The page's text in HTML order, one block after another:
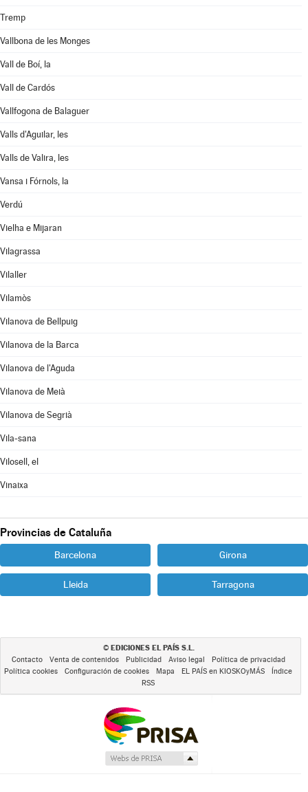
Tremp
Vallbona de les Monges
Vall de Boí, la
Vall de Cardós
Vallfogona de Balaguer
Valls d'Aguilar, les
Valls de Valira, les
Vansa i Fórnols, la
Verdú
Vielha e Mijaran
Vilagrassa
Vilaller
Vilamòs
Vilanova de Bellpuig
Vilanova de la Barca
Vilanova de l'Aguda
Vilanova de Meià
Vilanova de Segrià
Vila-sana
Vilosell, el
Vinaixa
Provincias de Cataluña
Barcelona Girona
Lleida Tarragona
© EDICIONES EL PAÍS S.L.
Contacto Venta de contenidos Publicidad Aviso legal
Política de privacidad
Política cookies
Configuración de cookies Mapa EL PAÍS en KIOSKOyMÁS
Índice
RSS